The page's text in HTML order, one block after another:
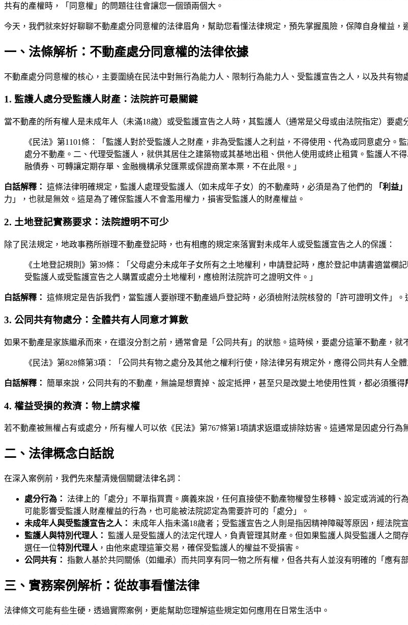
共有的產權時，「同意權」的問題往往會讓您一個頭兩個大。
今天，我們就來好好聊聊不動產處分同意權的法律眉角，幫助您看懂法律規定，預先掌握風險，保障自身權益，
一、法條解析：不動產處分同意權的法律依據
不動產處分同意權的核心，主要圍繞在民法中對無行為能力人、限制行為能力人、受監護宣告之人，以及共有物
1. 監護人處分受監護人財產：法院許可最關鍵
當不動產的所有權人是未成年人（未滿18歲）或受監護宣告之人時，其監護人（通常是父母或由法院指定）要處
《民法》第1101條：「監護人對於受監護人之財產，非為受監護人之利益，不得使用、代為或同意處分
處分不動產。二、代理受監護人，就供其居住之建築物或其基地出租、供他人使用或終止租賃。監護人不
融債券、可轉讓定期存單、金融機構承兌匯票或保證商業本票，不在此限。」
白話解釋： 這條法律明確規定，監護人處理受監護人（如未成年子女）的不動產時，必須是為了他們的 「利益」
力」，也就是無效。這是為了確保監護人不會濫用權力，損害受監護人的財產權益。
2. 土地登記實務要求：法院證明不可少
除了民法規定，地政事務所辦理不動產登記時，也有相應的規定來落實對未成年人或受監護宣告之人的保護：
《土地登記規則》第39條：「父母處分未成年子女所有之土地權利，申請登記時，應於登記申請書適當
受監護人或受監護宣告之人購置或處分土地權利，應檢附法院許可之證明文件。」
白話解釋： 這條規定是告訴我們，當監護人要辦理不動產過戶登記時，必須檢附法院核發的「許可證明文件」
3. 公同共有物處分：全體共有人同意才算數
如果不動產是家族繼承而來，在還沒分割之前，通常會是「公同共有」的狀態。這時候，要處分這筆不動產，就
《民法》第828條第3項：「公同共有物之處分及其他之權利行使，除法律另有規定外，應得公同共有人全體
白話解釋： 簡單來說，公同共有的不動產，無論是想賣掉、設定抵押，甚至只是改變土地使用性質，都必須獲得
4. 權益受損的救濟：物上請求權
若不動產被無權占有或處分，所有權人可以依《民法》第767條第1項請求返還或排除妨害。這通常是因處分行為
二、法律概念白話說
在深入案例前，我們先來釐清幾個關鍵法律名詞：
處分行為： 法律上的「處分」不單指買賣。廣義來說，任何直接使不動產物權發生移轉、設定或消滅的行
可能影響受監護人財產權益的行為，也可能被法院認定為需要許可的「處分」。
未成年人與受監護宣告之人：
未成年人指未滿18歲者；受監護宣告之人則是指因精神障礙等原因，經法
監護人與特別代理人：
監護人是受監護人的法定代理人，負責管理其財產。但如果監護人與受監護人之間
選任一位特別代理人 ，由他來處理這筆交易，確保受監護人的權益不受損害。
公同共有： 指數人基於共同關係（如繼承）而共同享有同一物之所有權，但各共有人並沒有明確的「應有
三、實務案例解析：從故事看懂法律
法律條文可能有些生硬，透過實際案例，更能幫助您理解這些規定如何應用在日常生活中。